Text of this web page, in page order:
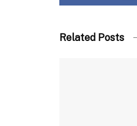
Related Posts